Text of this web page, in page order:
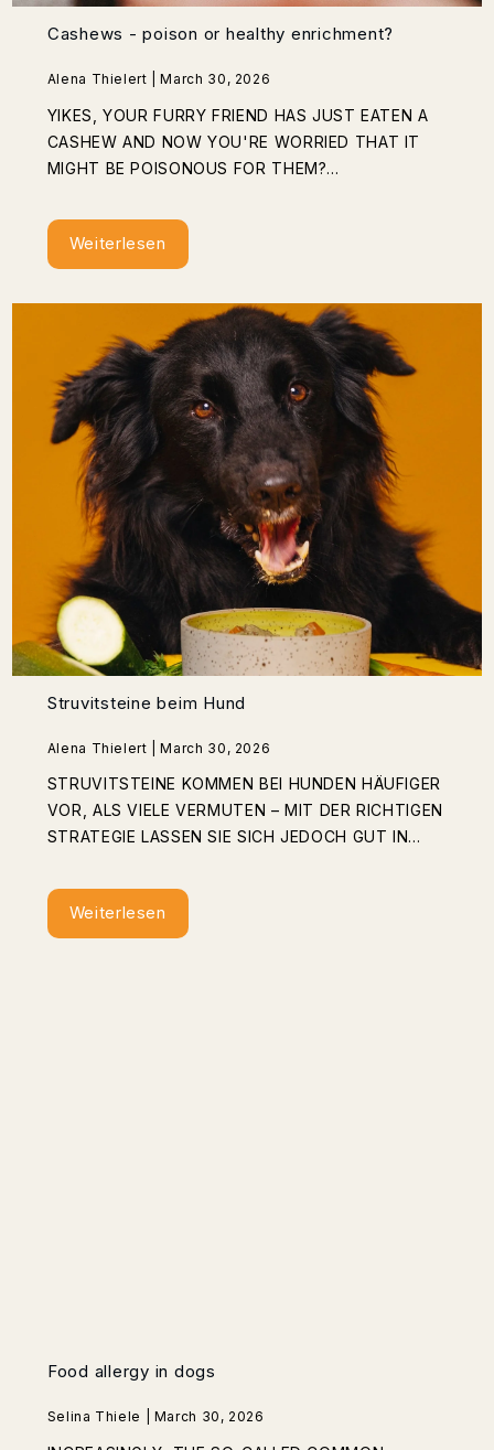
Cashews - poison or healthy enrichment?
Alena Thielert | March 30, 2026
YIKES, YOUR FURRY FRIEND HAS JUST EATEN A
CASHEW AND NOW YOU'RE WORRIED THAT IT
MIGHT BE POISONOUS FOR THEM?...
Weiterlesen
Struvitsteine beim Hund
Alena Thielert | March 30, 2026
STRUVITSTEINE KOMMEN BEI HUNDEN HÄUFIGER
VOR, ALS VIELE VERMUTEN – MIT DER RICHTIGEN
STRATEGIE LASSEN SIE SICH JEDOCH GUT IN...
Weiterlesen
Food allergy in dogs
Selina Thiele | March 30, 2026